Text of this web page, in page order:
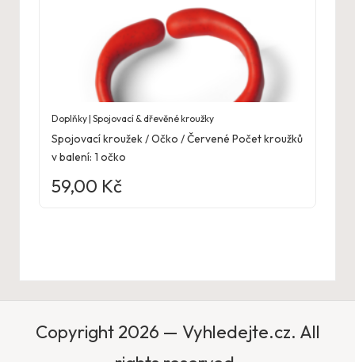
Doplňky | Spojovací & dřevěné kroužky
Spojovací kroužek / Očko / Červené Počet kroužků
v balení: 1 očko
59,00 Kč
Copyright 2026 — Vyhledejte.cz. All